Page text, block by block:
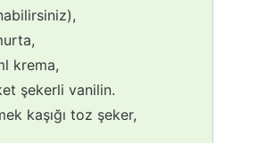
krema,
şekerli vanilin.
kaşığı toz şeker,